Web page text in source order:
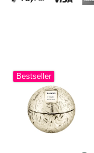
Bestseller